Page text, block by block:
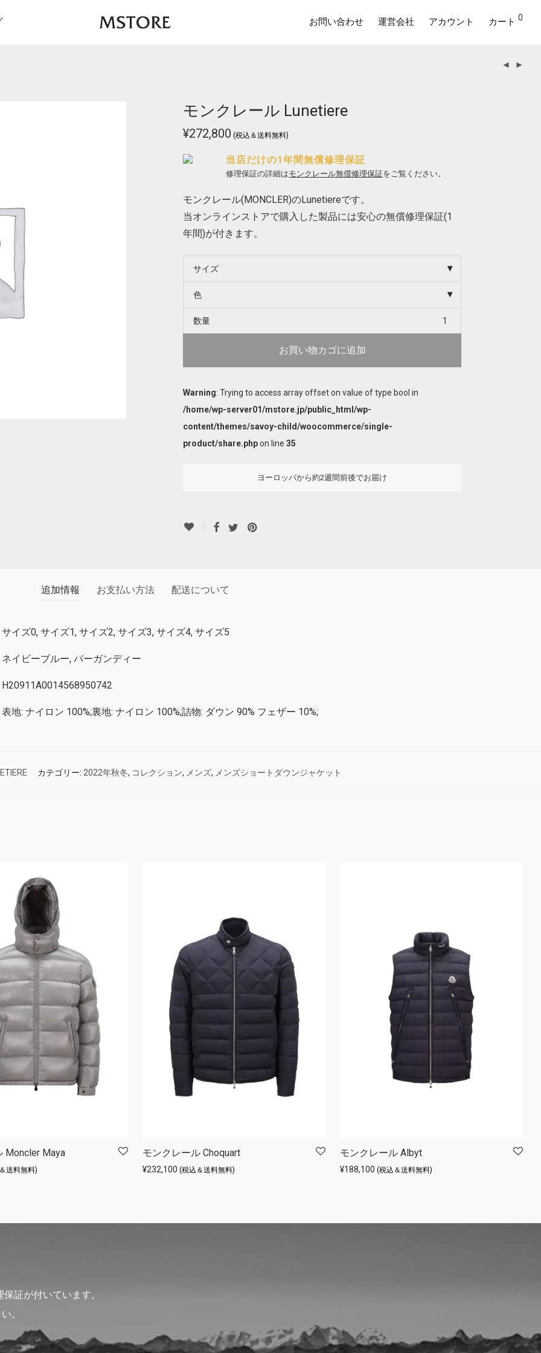
お問い合わせ 運営会社 アカウント カート 0
モンクレール Lunetiere
¥272,800 (税込＆送料無料)
当店だけの1年間無償修理保証
修理保証の詳細はモンクレール無償修理保証をご覧ください。
モンクレール(MONCLER)のLunetiereです。
当オンラインストアで購入した製品には安心の無償修理保証(1
年間)が付きます。
サイズ
色
数量
お買い物カゴに追加
Warning: Trying to access array offset on value of type bool in
/home/wp-server01/mstore.jp/public_html/wp-
content/themes/savoy-child/woocommerce/single-
product/share.phpon line 35
ヨーロッパから約2週間前後でお届け
追加情報 お支払い方法 配送について
サイズ0, サイズ1, サイズ2, サイズ3, サイズ4, サイズ5
ネイビーブルー, バーガンディー
H20911A0014568950742
表地: ナイロン 100%;裏地: ナイロン 100%;詰物: ダウン 90% フェザー 10%;
カテゴリー: 2022年秋冬, コレクション, メンズ, メンズショートダウンジャケット
Moncler Maya
送料無料)
モンクレール Choquart
¥232,100 (税込＆送料無料)
モンクレール Albyt
¥188,100 (税込＆送料無料)
証が付いています。
。